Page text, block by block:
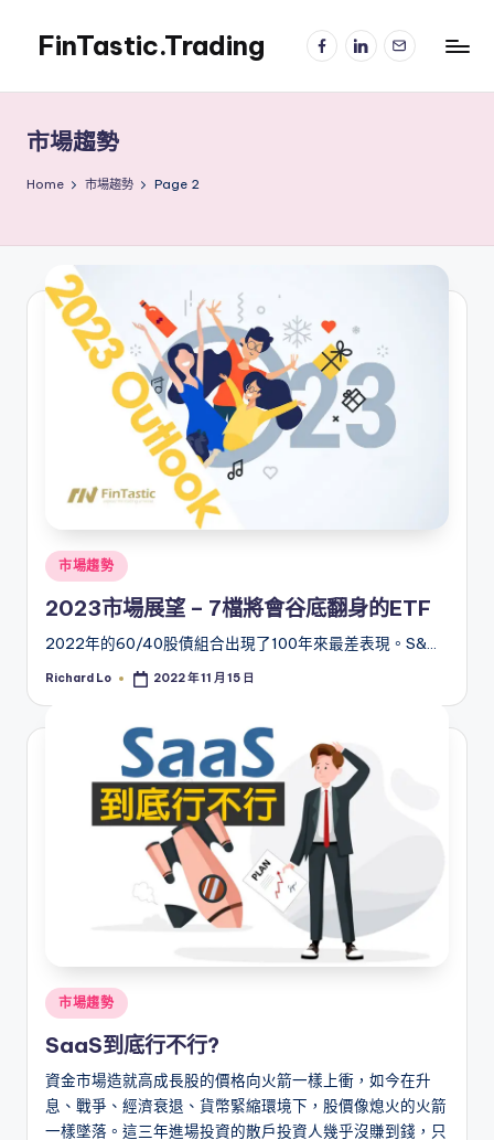
content
FinTastic.Trading
美
股
交
FacebookLinkedIn
電
子
市場趨勢
Home 市場趨勢 Page 2
Posted
in
市場趨勢
2023市場展望 – 7檔將會谷底翻身的ETF
2022年的60/40股債組合出現了100年來最差表現。S&…
Posted
Richard Lo 2022 年 11 月 15 日
Posted
in
市場趨勢
SaaS到底行不行?
資金市場造就高成長股的價格向火箭一樣上衝，如今在升
息、戰爭、經濟衰退、貨幣緊縮環境下，股價像熄火的火箭
一樣墜落。這三年進場投資的散戶投資人幾乎沒賺到錢，只